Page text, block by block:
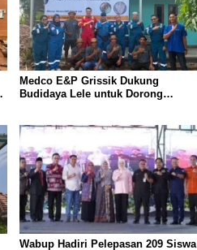
Medco E&P Grissik Dukung
Budidaya Lele untuk Dorong
Wabup Hadiri Pelepasan 209 Siswa